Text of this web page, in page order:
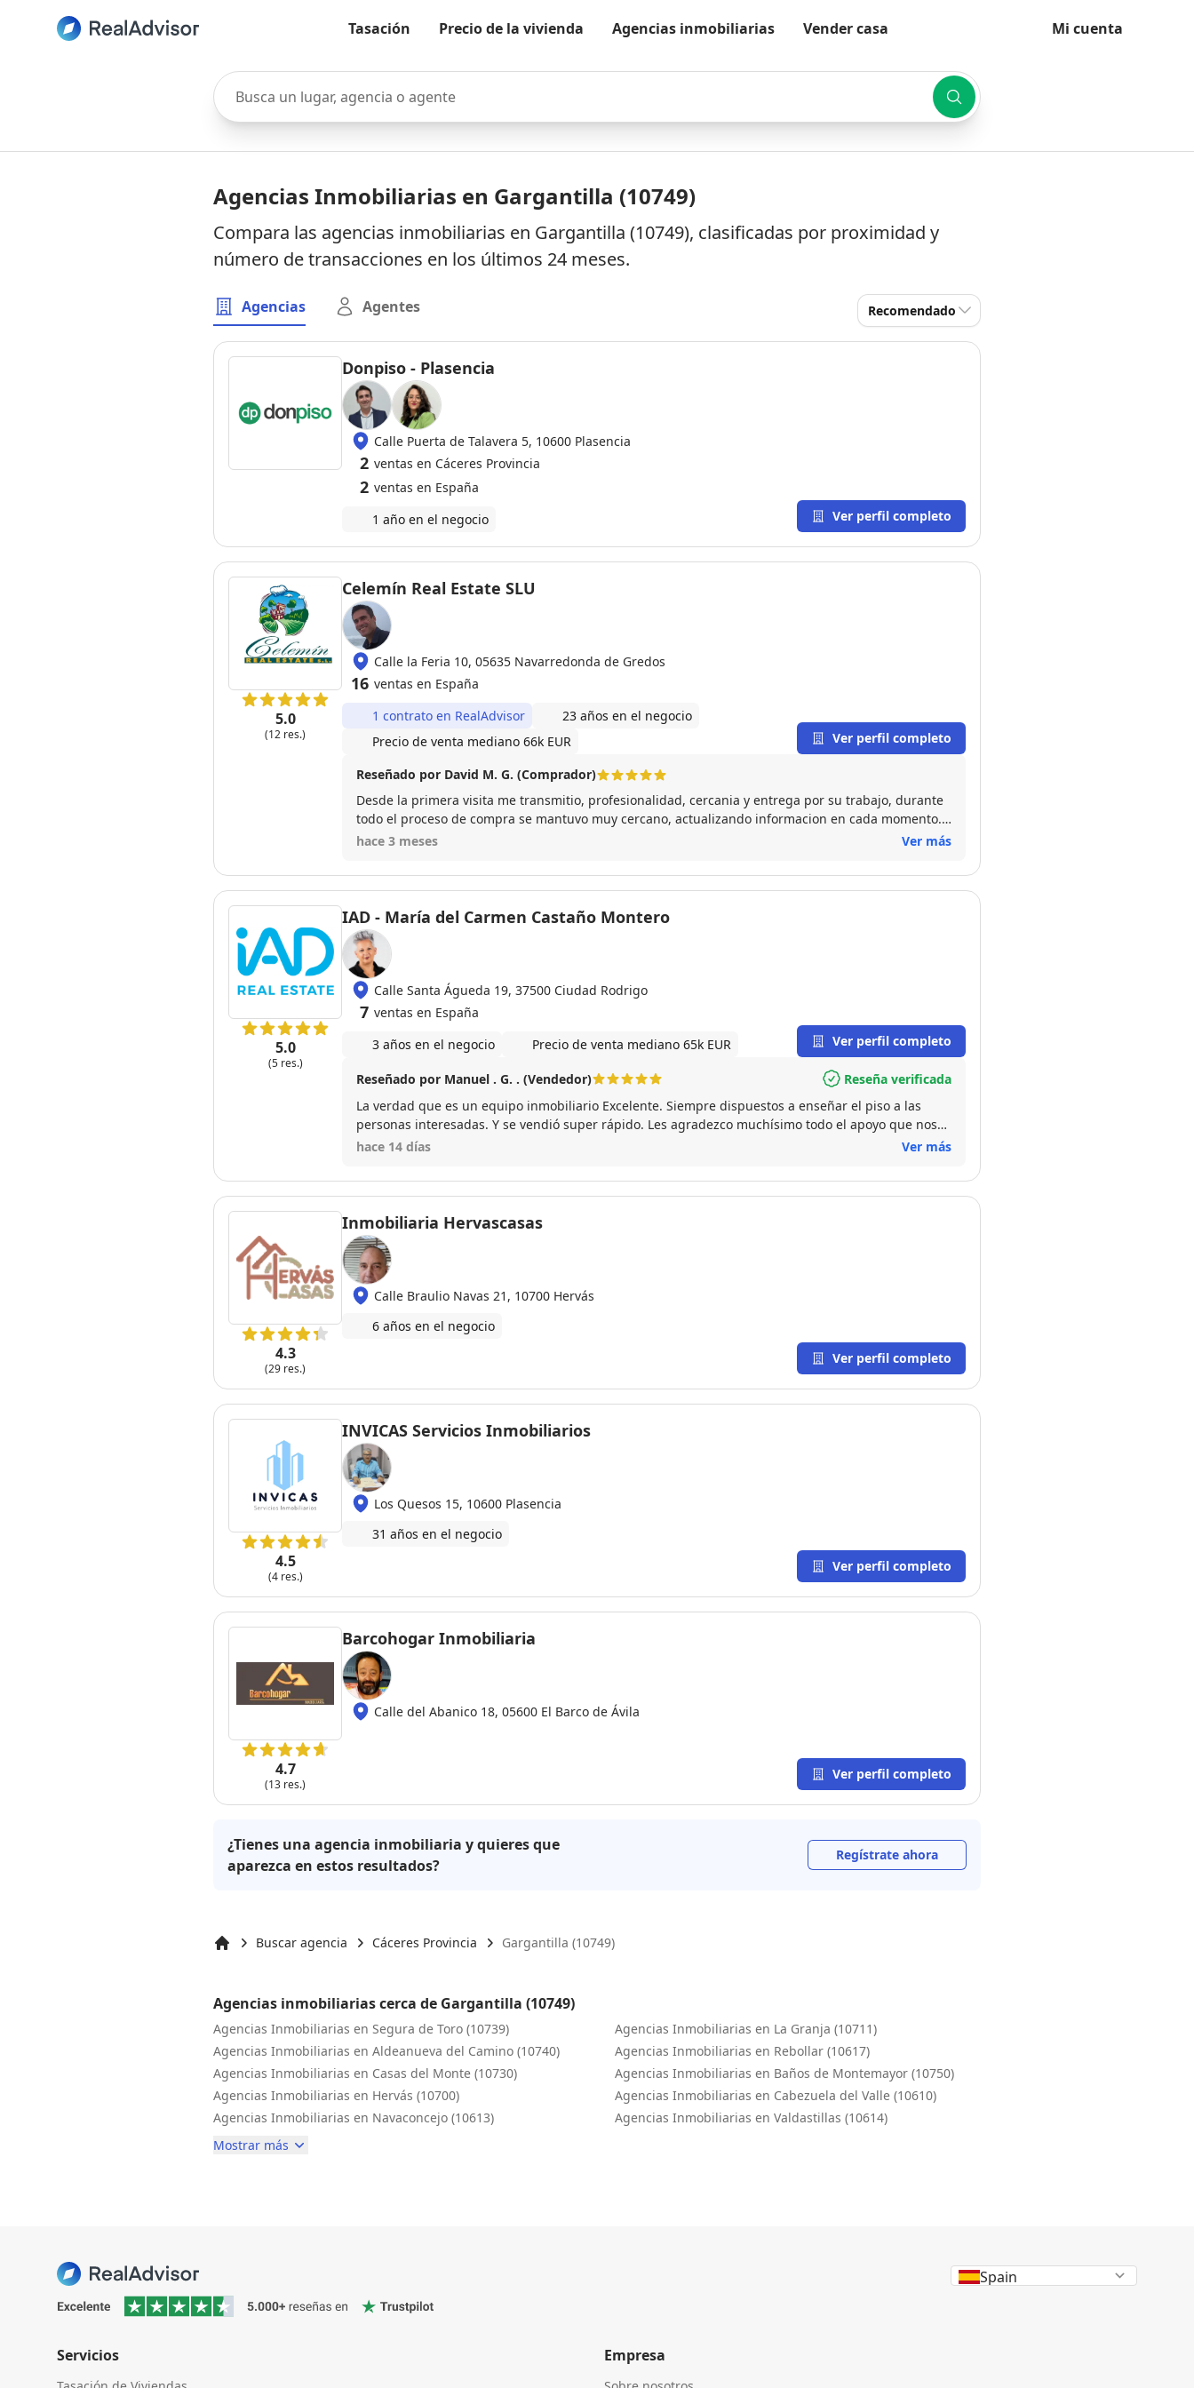
Tasación Precio de la vivienda Agencias inmobiliarias Vender casa Mi cuenta
Busca un lugar, agencia o agente
Agencias Inmobiliarias en Gargantilla (10749)
Compara las agencias inmobiliarias en Gargantilla (10749), clasificadas por proximidad y
número de transacciones en los últimos 24 meses.
Agencias Agentes Recomendado
Donpiso - Plasencia
Calle Puerta de Talavera 5, 10600 Plasencia
2 ventas en Cáceres Provincia
2 ventas en España
1 año en el negocio
Ver perfil completo
5.0
(12 res.)
Celemín Real Estate SLU
Calle la Feria 10, 05635 Navarredonda de Gredos
16 ventas en España
1 contrato en RealAdvisor
23 años en el negocio
Precio de venta mediano 66k EUR
Ver perfil completo
Reseñado por David M. G. (Comprador)
Desde la primera visita me transmitio, profesionalidad, cercania y entrega por su trabajo, durante
todo el proceso de compra se mantuvo muy cercano, actualizando informacion en cada momento.
Puedo decir que es un gran profesional y que mi grado de satisfaccion en la operacion es alto. Un
hace 3 meses Ver más
5.0
(5 res.)
IAD - María del Carmen Castaño Montero
Calle Santa Águeda 19, 37500 Ciudad Rodrigo
7 ventas en España
3 años en el negocio
Precio de venta mediano 65k EUR Ver perfil completo
Reseñado por Manuel . G. . (Vendedor)
Reseña verificada
La verdad que es un equipo inmobiliario Excelente. Siempre dispuestos a enseñar el piso a las
personas interesadas. Y se vendió super rápido. Les agradezco muchísimo todo el apoyo que nos
brindaron.
hace 14 días Ver más
4.3
(29 res.)
Inmobiliaria Hervascasas
Calle Braulio Navas 21, 10700 Hervás
6 años en el negocio
Ver perfil completo
4.5
(4 res.)
INVICAS Servicios Inmobiliarios
Los Quesos 15, 10600 Plasencia
31 años en el negocio
Ver perfil completo
4.7
(13 res.)
Barcohogar Inmobiliaria
Calle del Abanico 18, 05600 El Barco de Ávila
Ver perfil completo
¿Tienes una agencia inmobiliaria y quieres que
aparezca en estos resultados?
Regístrate ahora
Buscar agencia Cáceres Provincia Gargantilla (10749)
Agencias inmobiliarias cerca de Gargantilla (10749)
Agencias Inmobiliarias en Segura de Toro (10739)
Agencias Inmobiliarias en Aldeanueva del Camino (10740)
Agencias Inmobiliarias en Casas del Monte (10730)
Agencias Inmobiliarias en Hervás (10700)
Agencias Inmobiliarias en Navaconcejo (10613)
Agencias Inmobiliarias en La Granja (10711)
Agencias Inmobiliarias en Rebollar (10617)
Agencias Inmobiliarias en Baños de Montemayor (10750)
Agencias Inmobiliarias en Cabezuela del Valle (10610)
Agencias Inmobiliarias en Valdastillas (10614)
Mostrar más
Spain
Servicios Empresa